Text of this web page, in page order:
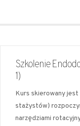
Szkolenie
1)
Kurs skierowany
stażystów)
narzędziami